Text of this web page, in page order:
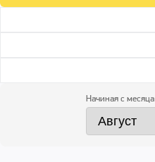
Начиная с месяца